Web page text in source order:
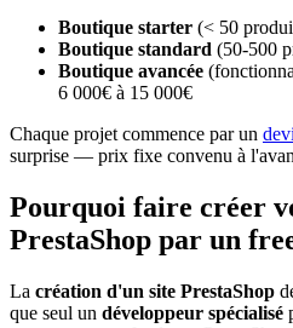
Boutique starter (< 50
Boutique standard (50-500
Boutique avancée
6 000€ à 15 000€
Chaque projet commence par un
surprise — prix fixe convenu à
Pourquoi faire créer
PrestaShop par un
La création d'un site PrestaShop
que seul un développeur spécialisé